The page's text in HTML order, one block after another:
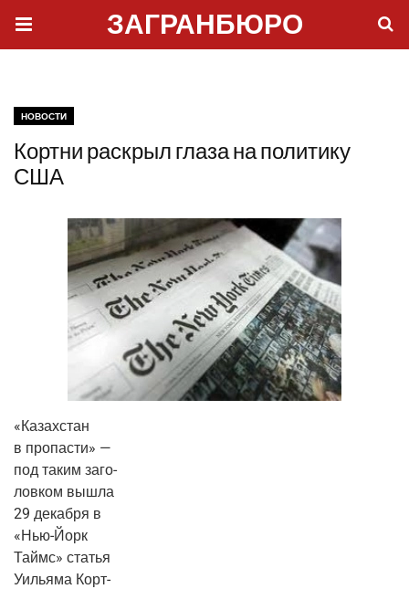
ЗАГРАНБЮРО
НОВОСТИ
Кортни раскрыл глаза на политику
США
«Казах­стан
в про­па­сти» —
под таким заго­
лов­ком вышла
29 декаб­ря в
«Нью-Йорк
Таймс» ста­тья
Уилья­ма Корт­